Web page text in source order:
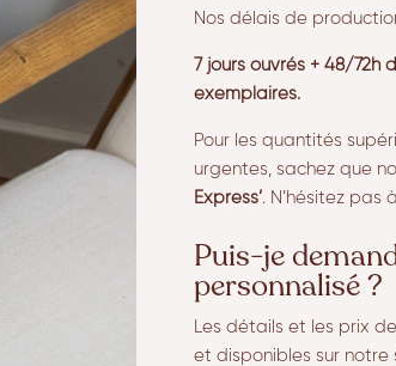
Nos délais de
7 jours ouvrés + 48/72h
exemplaires.
Pour les quantités
urgentes, sachez que
Express’. N’hésitez pas
Puis-je
personnalisé ?
Les détails et les prix
et disponibles sur notre